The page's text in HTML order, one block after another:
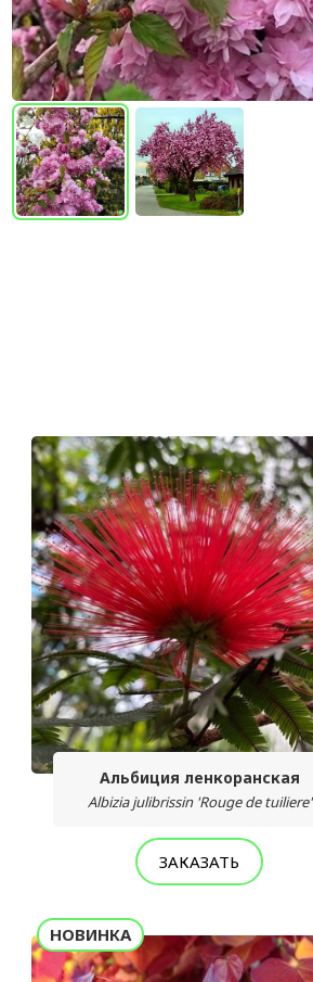
Альбиция ленкоранская
Albizia julibrissin 'Rouge de tuiliere'
ЗАКАЗАТЬ
НОВИНКА